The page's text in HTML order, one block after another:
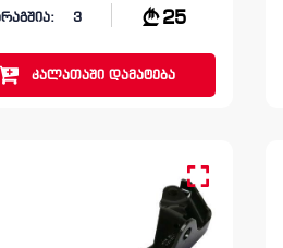
3 25
კალათაშიდამატება